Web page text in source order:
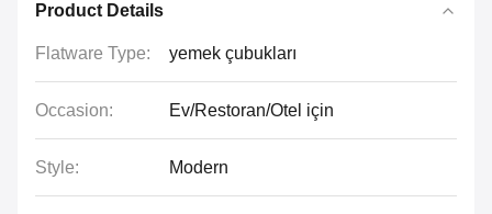
Product Details
Flatware Type: yemek çubukları
Occasion: Ev/Restoran/Otel için
Style: Modern